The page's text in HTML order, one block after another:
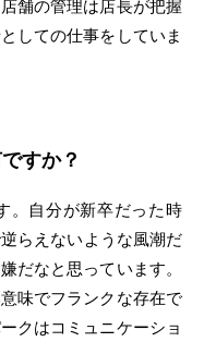
舗の管理は店長が把握
しての仕事をしていま
すか？
。自分が新卒だった時
らえないような風潮だ
だなと思っています。
味でフランクな存在で
クはコミュニケーショ